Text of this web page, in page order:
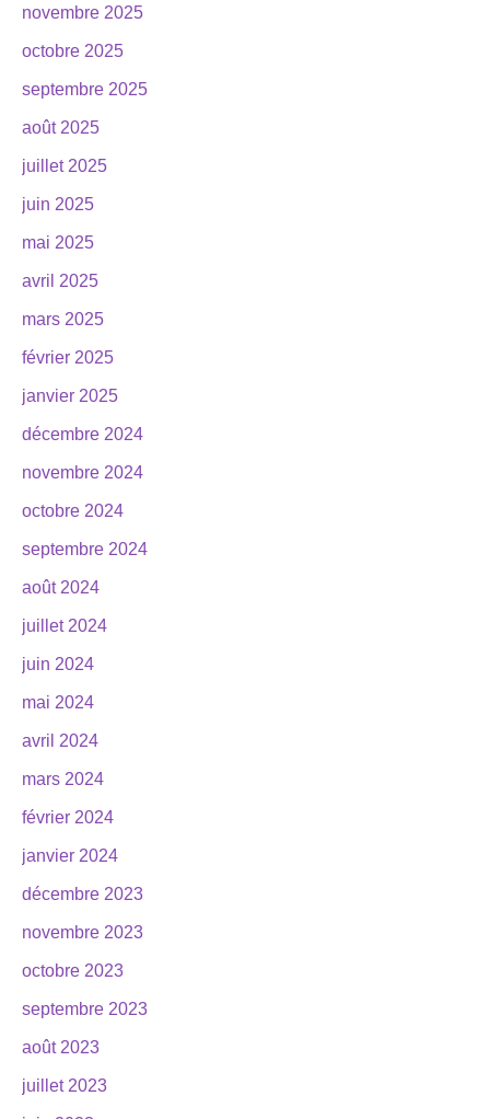
novembre 2025
octobre 2025
septembre 2025
août 2025
juillet 2025
juin 2025
mai 2025
avril 2025
mars 2025
février 2025
janvier 2025
décembre 2024
novembre 2024
octobre 2024
septembre 2024
août 2024
juillet 2024
juin 2024
mai 2024
avril 2024
mars 2024
février 2024
janvier 2024
décembre 2023
novembre 2023
octobre 2023
septembre 2023
août 2023
juillet 2023